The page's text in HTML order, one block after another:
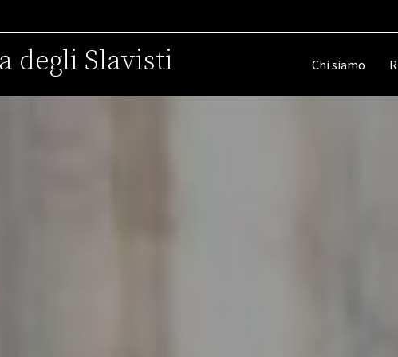
degli Slavisti Chi siamo